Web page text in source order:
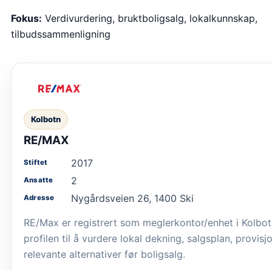
Fokus: Verdivurdering, bruktboligsalg, lokalkunnskap,
tilbudssammenligning
Kolbotn
RE/MAX
Stiftet 2017
Ansatte 2
Adresse
Nygårdsveien 26, 1400 Ski
RE/Max er registrert som meglerkontor/enhet i
profilen til å vurdere lokal dekning, salgsplan,
relevante alternativer før boligsalg.